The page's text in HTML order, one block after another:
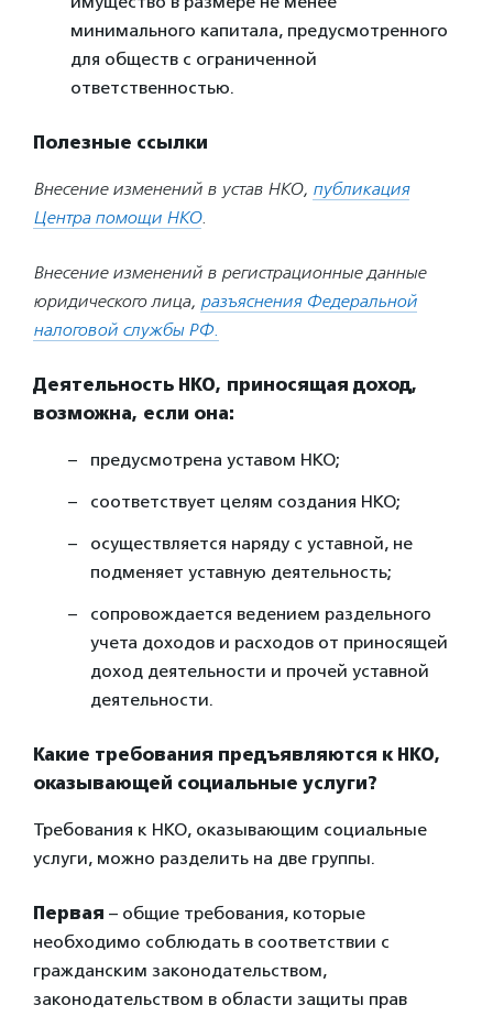
минимального капитала, предусмотренного
для обществ с ограниченной
ответственностью.
Полезные ссылки
Внесение изменений в устав НКО, публикация
Центра помощи НКО.
Внесение изменений в регистрационные данные
юридического лица, разъяснения Федеральной
налоговой службы РФ.
Деятельность НКО, приносящая доход,
возможна, если она:
предусмотрена уставом НКО;
соответствует целям создания НКО;
осуществляется наряду с уставной, не
подменяет уставную деятельность;
сопровождается ведением раздельного
учета доходов и расходов от приносящей
доход деятельности и прочей уставной
деятельности.
Какие требования предъявляются к НКО,
оказывающей социальные услуги?
Требования к НКО, оказывающим социальные
услуги, можно разделить на две группы.
Первая – общие требования, которые
необходимо соблюдать в соответствии с
гражданским законодательством,
законодательством в области защиты прав